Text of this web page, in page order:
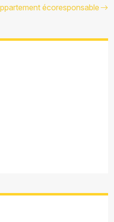
écoresponsable